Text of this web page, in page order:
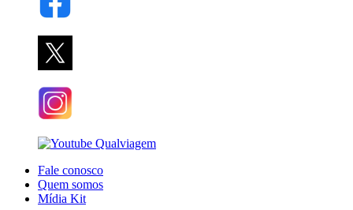
Fale conosco
Quem somos
Mídia Kit